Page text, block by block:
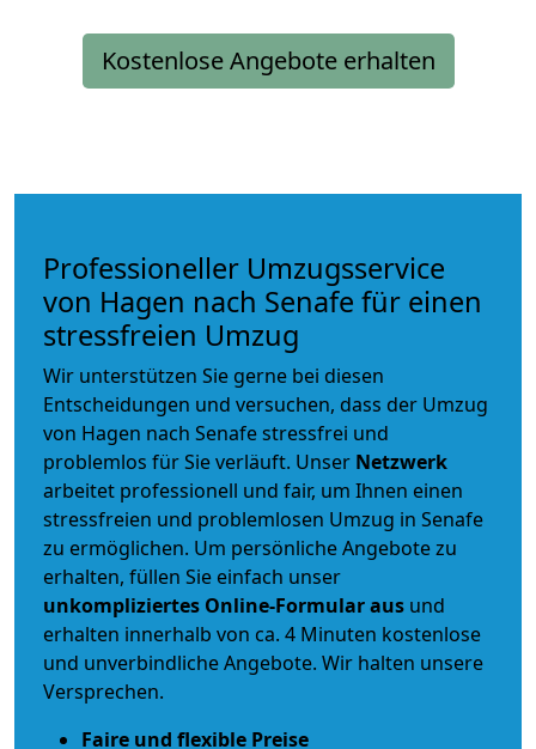
Kostenlose Angebote erhalten
Professioneller Umzugsservice
von Hagen nach Senafe für einen
stressfreien Umzug
Wir unterstützen Sie gerne bei diesen
Entscheidungen und versuchen, dass der Umzug
von Hagen nach Senafe stressfrei und
problemlos für Sie verläuft. Unser Netzwerk
arbeitet professionell und fair, um Ihnen einen
stressfreien und problemlosen Umzug in Senafe
zu ermöglichen. Um persönliche Angebote zu
erhalten, füllen Sie einfach unser
unkompliziertes Online-Formular aus und
erhalten innerhalb von ca. 4 Minuten kostenlose
und unverbindliche Angebote. Wir halten unsere
Versprechen.
Faire und flexible Preise